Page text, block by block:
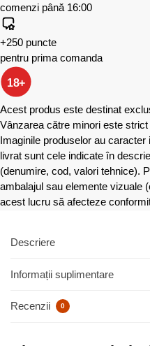
comenzi până 16:00
+250 puncte
pentru prima comanda
18+
Acest produs este destinat
Vânzarea către minori este strict
Imaginile produselor au
livrat sunt cele indicate în
(denumire, cod, valori tehnice).
ambalajul sau elemente vizuale
acest lucru să afecteze
Descriere
Informații suplimentare
Recenzii 0